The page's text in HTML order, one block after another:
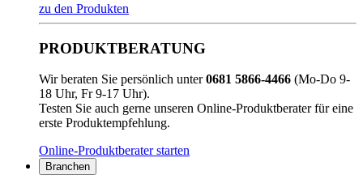
zu den Produkten
PRODUKTBERATUNG
Wir beraten Sie persönlich unter0681 5866-4466 (Mo-Do 9-
18 Uhr, Fr 9-17 Uhr).
Testen Sie auch gerne unseren Online-Produktberater für eine
erste Produktempfehlung.
Online-Produktberater starten
Branchen